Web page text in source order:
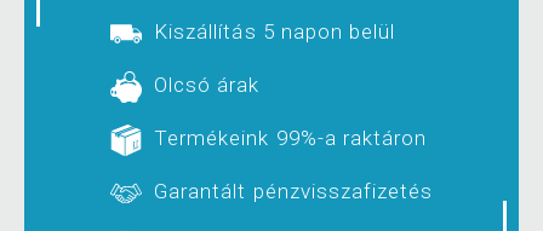
Kiszállítás 5 napon belül
Olcsó árak
Termékeink 99%-a raktáron
Garantált pénzvisszafizetés